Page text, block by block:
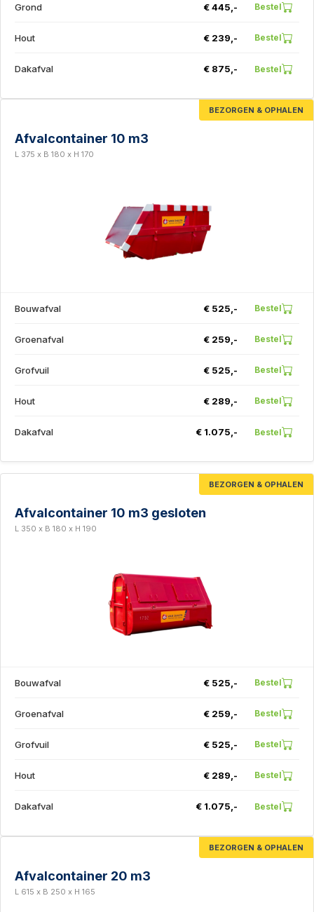
Grond € 445,- Bestel
Hout € 239,- Bestel
Dakafval € 875,- Bestel
BEZORGEN & OPHALEN
Afvalcontainer 10 m3
L 375 x B 180 x H 170
Bouwafval € 525,- Bestel
Groenafval € 259,- Bestel
Grofvuil € 525,- Bestel
Hout € 289,- Bestel
Dakafval € 1.075,- Bestel
BEZORGEN & OPHALEN
Afvalcontainer 10 m3 gesloten
L 350 x B 180 x H 190
Bouwafval € 525,- Bestel
Groenafval € 259,- Bestel
Grofvuil € 525,- Bestel
Hout € 289,- Bestel
Dakafval € 1.075,- Bestel
BEZORGEN & OPHALEN
Afvalcontainer 20 m3
L 615 x B 250 x H 165